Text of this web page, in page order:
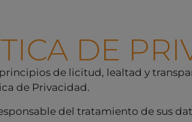
DE
de licitud, lealtad y
de Privacidad.
del tratamiento de sus